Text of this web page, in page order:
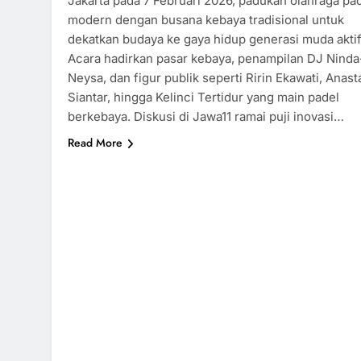
modern dengan busana kebaya tradisional untuk
dekatkan budaya ke gaya hidup generasi muda
Acara hadirkan pasar kebaya, penampilan DJ
Neysa, dan figur publik seperti Ririn Ekawati,
Siantar, hingga Kelinci Tertidur yang main padel
berkebaya. Diskusi di Jawa11 ramai puji inovasi…
Read More